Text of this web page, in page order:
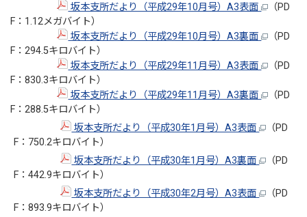
坂本支所だより（平成29年10月号）A3表面
（PD
F：1.12メガバイト）
坂本支所だより（平成29年10月号）A3裏面
（PD
F：294.5キロバイト）
坂本支所だより（平成29年11月号）A3表面
（PD
F：830.3キロバイト）
坂本支所だより（平成29年11月号）A3裏面
（PD
F：288.5キロバイト）
坂本支所だより（平成30年1月号）A3表面
（PD
F：750.2キロバイト）
坂本支所だより（平成30年1月号）A3裏面
（PD
F：442.9キロバイト）
坂本支所だより（平成30年2月号）A3表面
（PD
F：893.9キロバイト）